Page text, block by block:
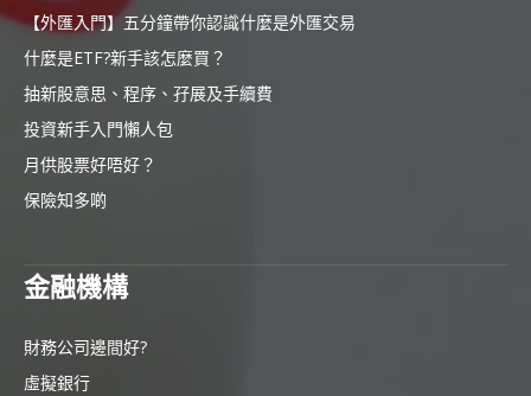
【外匯入門】五分鐘帶你認識什麼是外匯交易
什麼是ETF?新手該怎麼買？
抽新股意思、程序、孖展及手續費
投資新手入門懶人包
月供股票好唔好？
保險知多啲
金融機構
財務公司邊間好?
虛擬銀行